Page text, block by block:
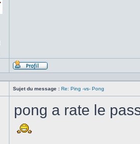
Profil
Sujet du message : Re: Ping -vs- Pong
pong a rate le